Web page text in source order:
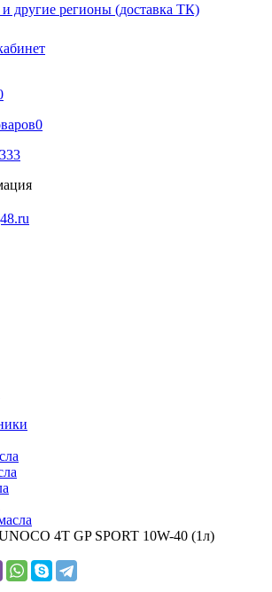
другие регионы (доставка ТК)
0
4T GP SPORT 10W-40 (1л)